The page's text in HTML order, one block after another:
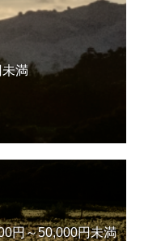
未満
円～50,000円未満